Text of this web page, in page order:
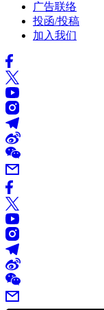
广告联络
投函/投稿
加入我们